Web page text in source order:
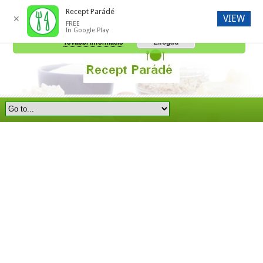
A honlap további használatához a sütik használatát el kell fogadni.
További információ
Elfogad
✕
Recept Parádé
FREE
In Google Play
VIEW